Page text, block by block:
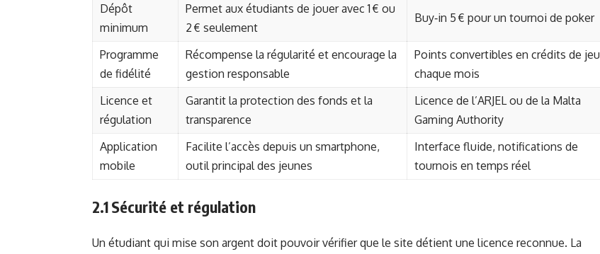
Dépôt
minimum
Permet aux étudiants de jouer avec 1 € ou
2 € seulement
Buy‑in 5 € pour un tournoi de poker
Programme
de fidélité
Récompense la régularité et encourage la
gestion responsable
Points convertibles en crédits de jeu
chaque mois
Licence et
régulation
Garantit la protection des fonds et la
transparence
Licence de l’ARJEL ou de la Malta
Gaming Authority
Application
mobile
Facilite l’accès depuis un smartphone,
outil principal des jeunes
Interface fluide, notifications de
tournois en temps réel
2.1 Sécurité et régulation
Un étudiant qui mise son argent doit pouvoir vérifier que le site détient une licence reconnue. La